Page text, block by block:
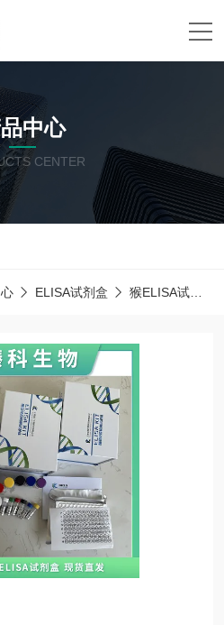
中心
CENTER
ELISA试剂盒 猴ELISA试剂盒